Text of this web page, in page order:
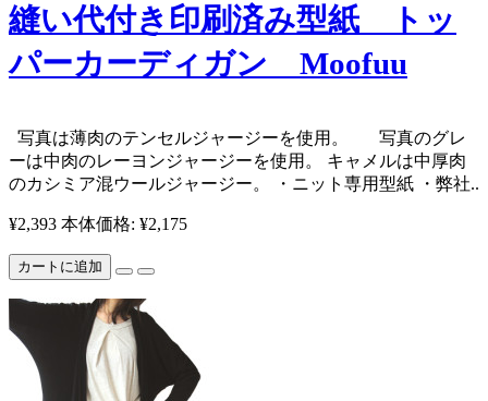
縫い代付き印刷済み型紙 トッ
パーカーディガン Moofuu
写真は薄肉のテンセルジャージーを使用。 写真のグレ
ーは中肉のレーヨンジャージーを使用。 キャメルは中厚肉
のカシミア混ウールジャージー。 ・ニット専用型紙 ・弊社..
¥2,393 本体価格: ¥2,175
カートに追加